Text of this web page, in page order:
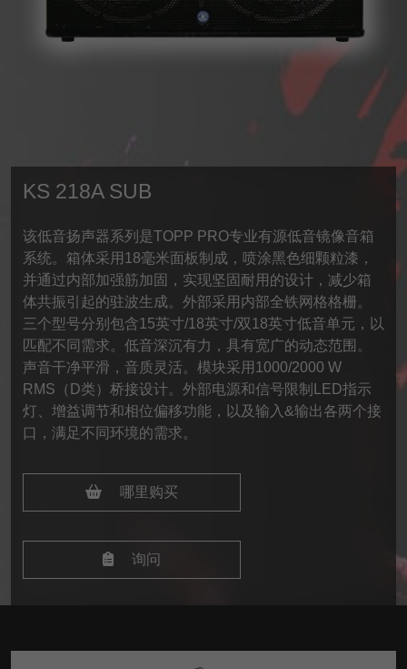
KS 218A SUB
该低音扬声器系列是TOPP PRO专业有源低音镜像音箱
系统。箱体采用18毫米面板制成，喷涂黑色细颗粒漆，
并通过内部加强筋加固，实现坚固耐用的设计，减少箱
体共振引起的驻波生成。外部采用内部全铁网格格栅。
三个型号分别包含15英寸/18英寸/双18英寸低音单元，以
匹配不同需求。低音深沉有力，具有宽广的动态范围。
声音干净平滑，音质灵活。模块采用1000/2000 W
RMS（D类）桥接设计。外部电源和信号限制LED指示
灯、增益调节和相位偏移功能，以及输入&输出各两个接
口，满足不同环境的需求。
哪里购买
询问